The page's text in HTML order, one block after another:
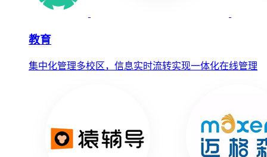
教育
集中化管理多校区，信息实时流转实现一体化在线管理